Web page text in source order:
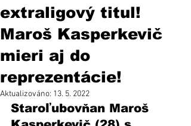
extraligový titul!
Maroš Kasperkevič
mieri aj do
reprezentácie!
Aktualizováno: 13. 5. 2022
Staroľubovňan Maroš